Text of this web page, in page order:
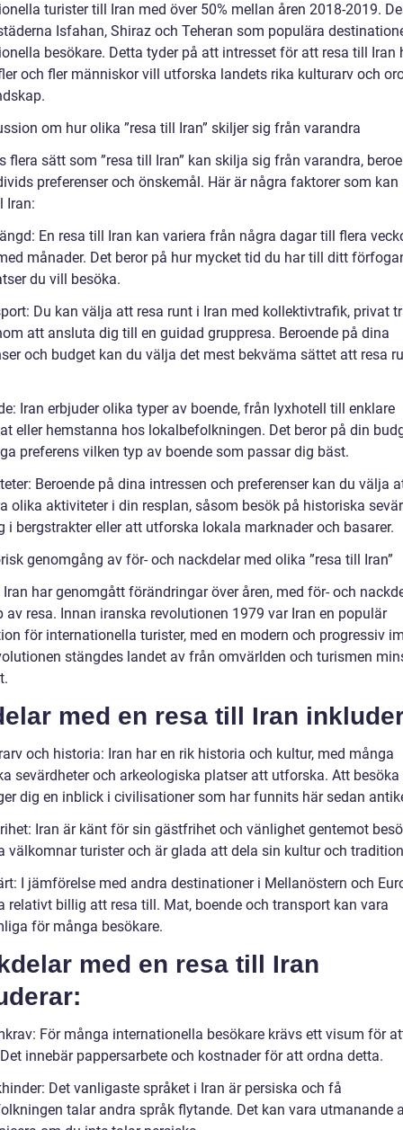
turister till Iran med över 50% mellan åren 2018-2019.
Isfahan, Shiraz och Teheran som populära
besökare. Detta tyder på att intresset för att resa till Iran
och fler människor vill utforska landets rika kulturarv och
om hur olika ”resa till Iran” skiljer sig från varandra
flera sätt som ”resa till Iran” kan skilja sig från varandra,
preferenser och önskemål. Här är några faktorer som kan
Iran:
En resa till Iran kan variera från några dagar till flera
månader. Det beror på hur mycket tid du har till ditt
du vill besöka.
Du kan välja att resa runt i Iran med kollektivtrafik, privat
att ansluta dig till en guidad gruppresa. Beroende på dina
och budget kan du välja det mest bekväma sättet att resa
Iran erbjuder olika typer av boende, från lyxhotell till enklare
eller hemstanna hos lokalbefolkningen. Det beror på din
preferens vilken typ av boende som passar dig bäst.
Beroende på dina intressen och preferenser kan du välja
olika aktiviteter i din resplan, såsom besök på historiska
i bergstrakter eller att utforska lokala marknader och basarer.
genomgång av för- och nackdelar med olika ”resa till Iran”
Iran har genomgått förändringar över åren, med för- och
av resa. Innan iranska revolutionen 1979 var Iran en populär
för internationella turister, med en modern och progressiv
stängdes landet av från omvärlden och turismen
med en resa till Iran
och historia: Iran har en rik historia och kultur, med många
sevärdheter och arkeologiska platser att utforska. Att besöka
dig en inblick i civilisationer som har funnits här sedan
Iran är känt för sin gästfrihet och vänlighet gentemot
välkomnar turister och är glada att dela sin kultur och
I jämförelse med andra destinationer i Mellanöstern och
relativt billig att resa till. Mat, boende och transport kan vara
för många besökare.
med en resa till Iran
För många internationella besökare krävs ett visum för
innebär pappersarbete och kostnader för att ordna detta.
Det vanligaste språket i Iran är persiska och få
talar andra språk flytande. Det kan vara utmanande